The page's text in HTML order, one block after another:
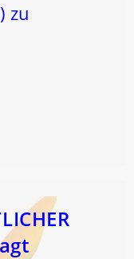
zu